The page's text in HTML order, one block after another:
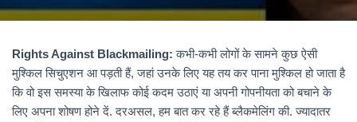
Rights Against Blackmailing: कभी-कभी लोगों के सामने कुछ ऐसी
मुश्किल सिचुएशन आ पड़ती हैं, जहां उनके लिए यह तय कर पाना मुश्किल हो जाता है
कि वो इस समस्या के खिलाफ कोई कदम उठाएं या अपनी गोपनीयता को बचाने के
लिए अपना शोषण होने दें. दरअसल, हम बात कर रहे हैं ब्लैकमेलिंग की. ज्यादातर